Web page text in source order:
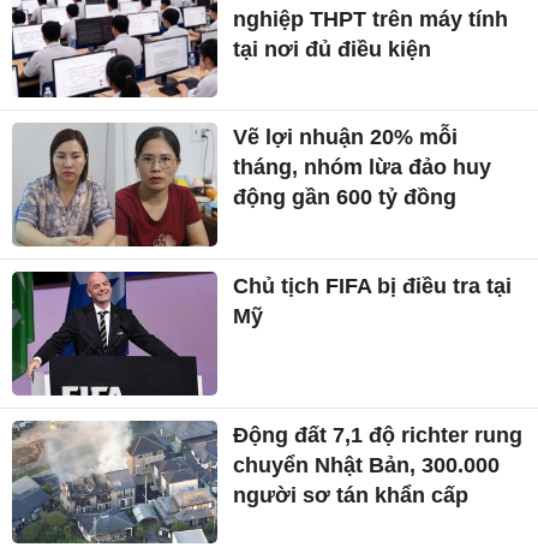
nghiệp THPT trên máy tính
tại nơi đủ điều kiện
Vẽ lợi nhuận 20% mỗi
tháng, nhóm lừa đảo huy
động gần 600 tỷ đồng
Chủ tịch FIFA bị điều tra tại
Mỹ
Động đất 7,1 độ richter rung
chuyển Nhật Bản, 300.000
người sơ tán khẩn cấp